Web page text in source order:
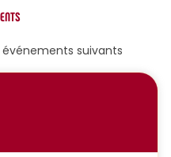
suivants